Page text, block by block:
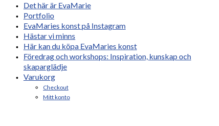
Det här är EvaMarie
Portfolio
EvaMaries konst på Instagram
Hästar vi minns
Här kan du köpa EvaMaries konst
Föredrag och workshops: Inspiration, kunskap och
skaparglädje
Varukorg
Checkout
Mitt konto